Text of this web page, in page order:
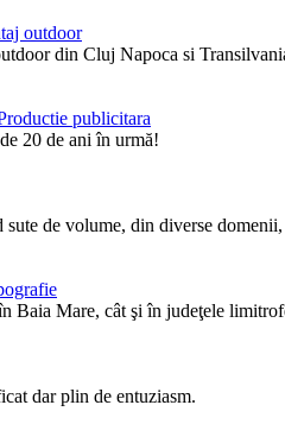
outdoor
din Cluj Napoca si
publicitara
20 de ani în urmă!
de volume, din diverse
Baia Mare, cât şi în judeţele
dar plin de entuziasm.